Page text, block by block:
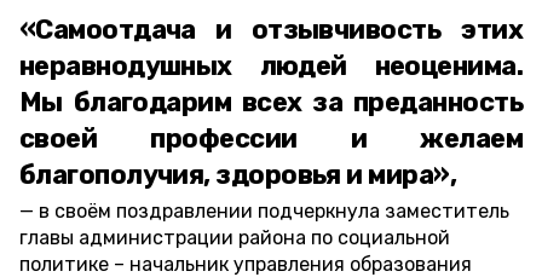
«Самоотдача и отзывчивость этих
неравнодушных людей неоценима.
Мы благодарим всех за преданность
своей профессии и желаем
благополучия, здоровья и мира»,
в своём поздравлении подчеркнула заместитель
главы администрации района по социальной
политике – начальник управления образования